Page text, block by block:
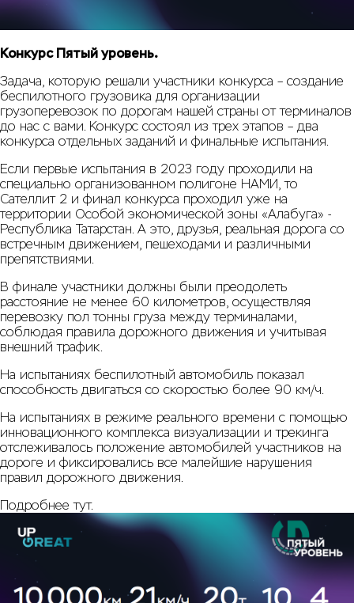
Конкурс Пятый уровень.
Задача, которую решали участники конкурса – создание
беспилотного грузовика для организации
грузоперевозок по дорогам нашей страны от терминалов
до нас с вами. Конкурс состоял из трех этапов – два
конкурса отдельных заданий и финальные испытания.
Если первые испытания в 2023 году проходили на
специально организованном полигоне НАМИ, то
Сателлит 2 и финал конкурса проходил уже на
территории Особой экономической зоны «Алабуга» -
Республика Татарстан. А это, друзья, реальная дорога со
встречным движением, пешеходами и различными
препятствиями.
В финале участники должны были преодолеть
расстояние не менее 60 километров, осуществляя
перевозку пол тонны груза между терминалами,
соблюдая правила дорожного движения и учитывая
внешний трафик.
На испытаниях беспилотный автомобиль показал
способность двигаться со скоростью более 90 км/ч.
На испытаниях в режиме реального времени с помощью
инновационного комплекса визуализации и трекинга
отслеживалось положение автомобилей участников на
дороге и фиксировались все малейшие нарушения
правил дорожного движения.
Подробнеетут.